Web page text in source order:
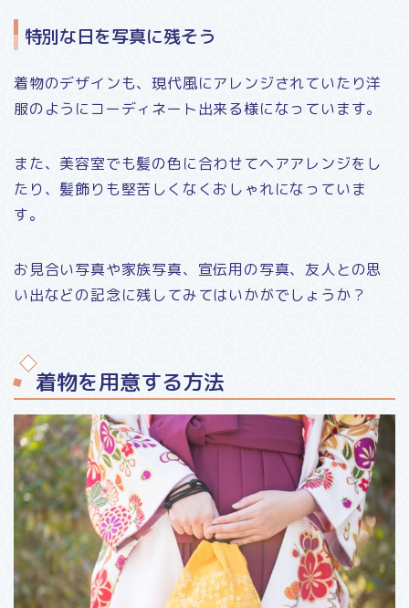
特別な日を写真に残そう
着物のデザインも、現代風にアレンジされていたり洋
服のようにコーディネート出来る様になっています。
また、美容室でも髪の色に合わせてヘアアレンジをし
たり、髪飾りも堅苦しくなくおしゃれになっていま
す。
お見合い写真や家族写真、宣伝用の写真、友人との思
い出などの記念に残してみてはいかがでしょうか？
着物を用意する方法